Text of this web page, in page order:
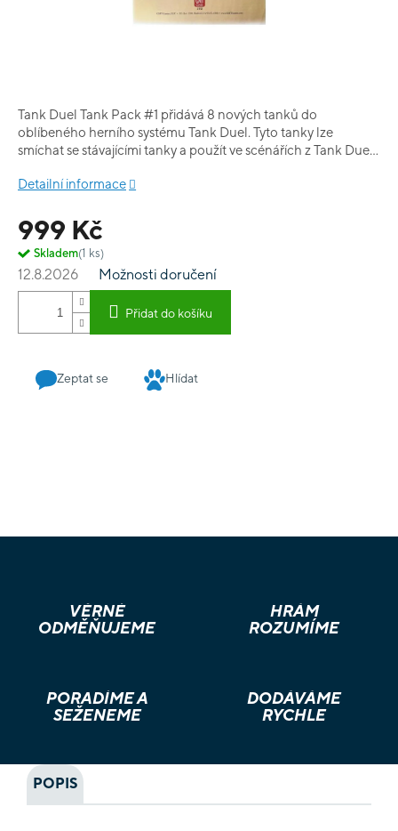
999 Kč
Skladem(1 ks)
12.8.2026 Možnosti doručení
Přidat do košíku
Tank Duel Tank Pack #1 přidává 8 nových tanků do
oblíbeného herního systému Tank Duel. Tyto tanky lze
smíchat se stávajícími tanky a použít ve scénářích z Tank Duel:
Africa. Balíček obsahuje pár od každého z těchto tanků: KV-1
Panzer III Ausf. G Sd.Kfz. 234 “Puma” Panzer 38(t) Ausf. C
Tank Pack #1 také obsahuje pravidla pro obrněná auta, tanky
s více věžemi a lehkou munici a 8 zcela nových scénářů.
Detailní informace
Zeptat se Hlídat
VĚRNÉ
ODMĚŇUJEME
HRÁM
ROZUMÍME
PORADÍME A
SEŽENEME
DODÁVÁME
RYCHLE
POPIS